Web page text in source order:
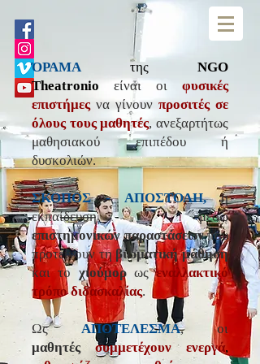
ΌΡΑΜΑ της NGO
Theatronio
είναι οι φυσικές
επιστήμεςνα γίνουν προσιτές σε
όλους τους μαθητές, ανεξαρτήτως
μαθησιακού επιπέδου ή
δυσκολιών.
ΣΚΟΠΟΣ - ΑΠΟΣΤΟΛΗ,η
εκπαίδευση μέσω
επιστημονικών παραστάσεωνπου
προτείνουν τη βιωματική μάθηση
και το χιούμορωςεναλλακτικό
τρόπο διδασκαλίας.
Ως ΑΠΟΤΕΛΕΣΜΑ, οι
μαθητές
συμμετέχουν ενεργά,